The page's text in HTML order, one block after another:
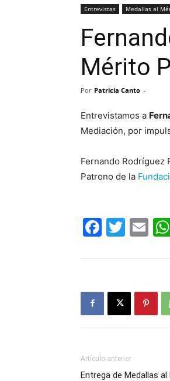
Entrevistas Medallas al
Mérito
Por Patricia Canto -
Entrevistamos a
Mediación, por
Fernando Rodríguez
Patrono de la
Artículo anterior
Entrega de Medallas